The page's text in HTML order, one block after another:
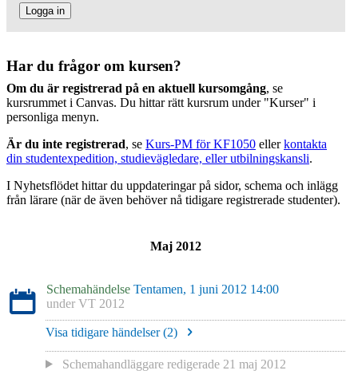
Logga in
Har du frågor om kursen?
Om du är registrerad på en aktuell kursomgång, se
kursrummet i Canvas. Du hittar rätt kursrum under "Kurser" i
personliga menyn.
Är du inte registrerad, se Kurs-PM för KF1050 ellerkontakta
din studentexpedition, studievägledare, eller utbilningskansli.
I Nyhetsflödet hittar du uppdateringar på sidor, schema och inlägg
från lärare (när de även behöver nå tidigare registrerade studenter).
Maj 2012
Schemahändelse Tentamen, 1 juni 2012 14:00
under VT 2012
Visa tidigare händelser (2)
Schemahandläggare redigerade 21 maj 2012